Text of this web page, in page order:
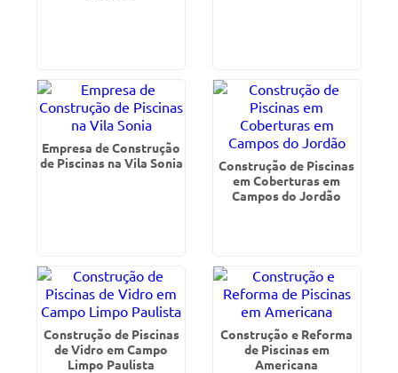
Empresa de Construção
de Piscinas na Vila Sonia
Construção de Piscinas
em Coberturas em
Campos do Jordão
Construção de Piscinas
de Vidro em Campo
Limpo Paulista
Construção e Reforma
de Piscinas em
Americana